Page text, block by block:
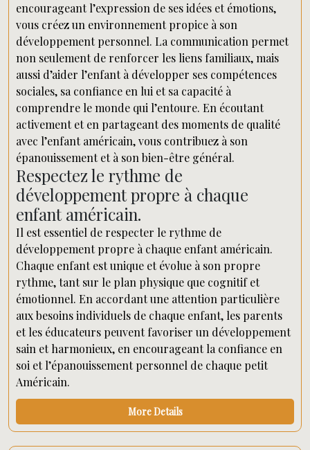
encourageant l’expression de ses idées et émotions,
vous créez un environnement propice à son
développement personnel. La communication permet
non seulement de renforcer les liens familiaux, mais
aussi d’aider l’enfant à développer ses compétences
sociales, sa confiance en lui et sa capacité à
comprendre le monde qui l’entoure. En écoutant
activement et en partageant des moments de qualité
avec l’enfant américain, vous contribuez à son
épanouissement et à son bien-être général.
Respectez le rythme de
développement propre à chaque
enfant américain.
Il est essentiel de respecter le rythme de
développement propre à chaque enfant américain.
Chaque enfant est unique et évolue à son propre
rythme, tant sur le plan physique que cognitif et
émotionnel. En accordant une attention particulière
aux besoins individuels de chaque enfant, les parents
et les éducateurs peuvent favoriser un développement
sain et harmonieux, en encourageant la confiance en
soi et l’épanouissement personnel de chaque petit
Américain.
More Details